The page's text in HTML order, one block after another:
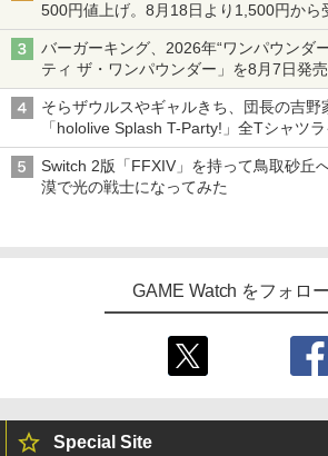
4
劇場版「鬼滅の刃」
窩座再来 完全生産
￥8,698
【Amazon.co.jp限
第三章 蛇神 (オリ
しイラストボード付)
￥8,800
【2,600件レビュー
バー 超薄 ドック対
ガラスフィルム付
o Switch2/Switch 有
応 保護ケース 分離
撃 (ボタンカバー*2
￥1,580
ス Switch / Switch2
ース キャリングケー
チ カバー バッグ バ
endo ニンテンドー
￥1,480
￥4,060
PlayStation5用カバ
￥5,770
【初回特典付き】
売】 PLAION｜プ
￥7,420
4
劇場版モノノ怪 第
[ 鈴木清崇 ]
￥8,761
「少女☆歌劇 レヴ
dスタァライブ
￥9,149
500円値上げ。8月18日より1,500円から
バーガーキング、2026年“ワンパウンダ
ティ ザ・ワンパウンダー」を8月7日発売
「特製ガーリックマヨソース」を使用し
そらザウルスやギャルきち、団長の吉野
「hololive Splash T-Party!」全Tシャツ
ライン販売開始
Switch 2版「FFXIV」を持って鳥取砂丘
漠で光の戦士になってみた
GAME Watch をフォロ
Special Site